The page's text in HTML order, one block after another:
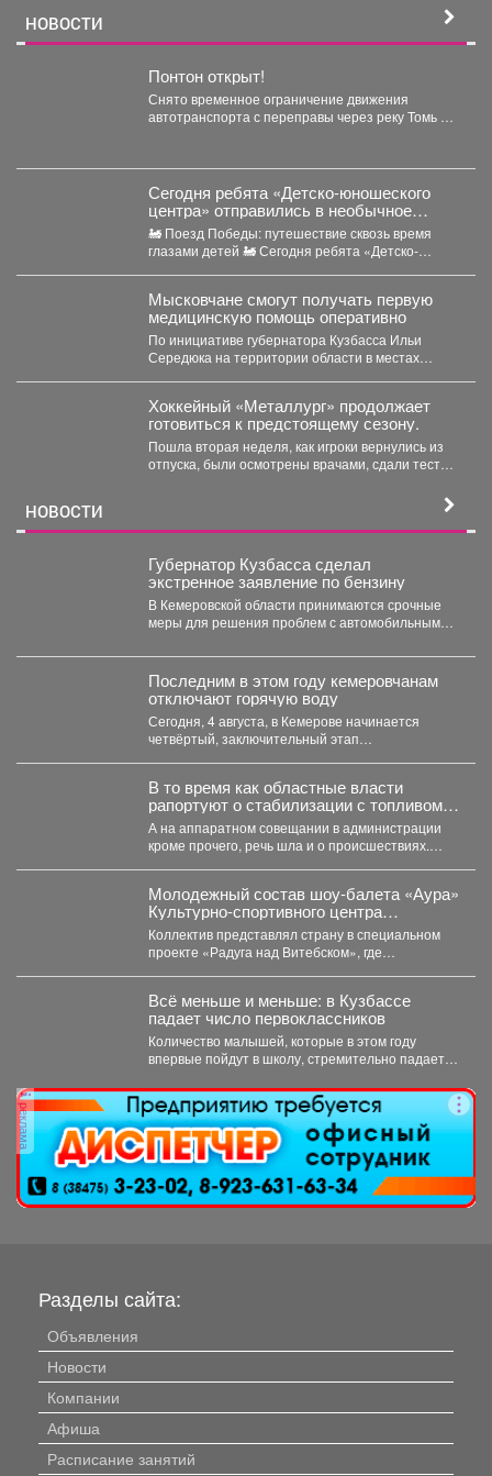
НОВОСТИ
Понтон открыт!
Снято временное ограничение движения
автотранспорта с переправы через реку Томь в
Сегодня ребята «Детско-юношеского
центра» отправились в необычное
путешествие - на борт «Поезда
Победы».
🚂 Поезд Победы: путешествие сквозь время
глазами детей 🚂 Сегодня ребята «Детско-
Мысковчане смогут получать первую
медицинскую помощь оперативно
По инициативе губернатора Кузбасса Ильи
Середюка на территории области в местах
Хоккейный «Металлург» продолжает
готовиться к предстоящему сезону.
Пошла вторая неделя, как игроки вернулись из
отпуска, были осмотрены врачами, сдали тесты,
НОВОСТИ
Губернатор Кузбасса сделал
экстренное заявление по бензину
В Кемеровской области принимаются срочные
меры для решения проблем с автомобильным
Последним в этом году кемеровчанам
отключают горячую воду
Сегодня, 4 августа, в Кемерове начинается
четвёртый, заключительный этап
В то время как областные власти
рапортуют о стабилизации с топливом в
Кузбассе, пожарные предупреждают
тех, кто перестраховался и набрал
бензина и дизтоплива впрок.
А на аппаратном совещании в администрации
кроме прочего, речь шла и о происшествиях.
Молодежный состав шоу-балета «Аура»
Культурно-спортивного центра
металлургов победил в международном
конкурсе «Славянский базар» в
Витебске.
Коллектив представлял страну в специальном
проекте «Радуга над Витебском», где
Всё меньше и меньше: в Кузбассе
падает число первоклассников
Количество малышей, которые в этом году
впервые пойдут в школу, стремительно падает в
реклама
Разделы сайта:
Объявления
Новости
Компании
Афиша
Расписание занятий